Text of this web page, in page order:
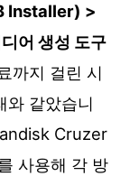
Installer) >
어 생성 도구
까지 걸린 시
와 같았습니
Cruzer
사용해 각 방